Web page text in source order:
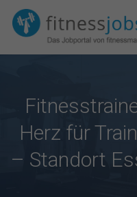
Herz für
– Standort